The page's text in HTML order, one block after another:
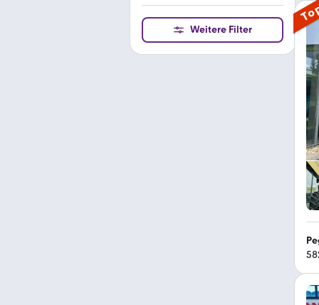
Weitere Filter